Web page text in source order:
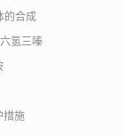
的合成
氢三嗪
措施